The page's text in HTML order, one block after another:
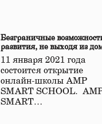
Безграничные
развития, не выходя из
11 января 2021 года
состоится открытие
онлайн-школы АМР
SMART SCHOOL.
SMART…